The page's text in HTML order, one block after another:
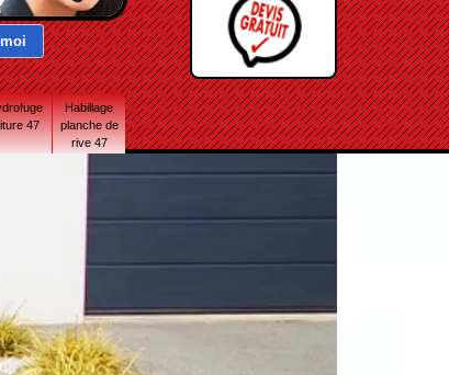
47
Habillage
planche de
rive 47